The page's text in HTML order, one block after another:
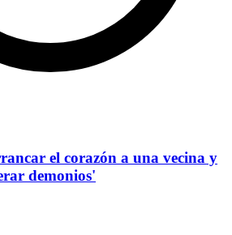
el corazón a una vecina y
demonios'